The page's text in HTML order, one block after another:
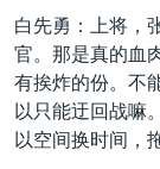
白先勇：上将，
官。那是真的血
有挨炸的份。不
以只能迂回战嘛
以空间换时间，